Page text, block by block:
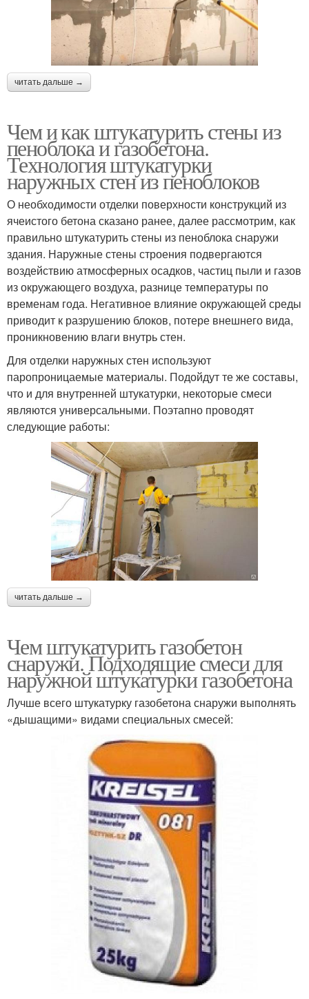
читать дальше →
Чем и как штукатурить стены из
пеноблока и газобетона.
Технология штукатурки
наружных стен из пеноблоков
О необходимости отделки поверхности конструкций из
ячеистого бетона сказано ранее, далее рассмотрим, как
правильно штукатурить стены из пеноблока снаружи
здания. Наружные стены строения подвергаются
воздействию атмосферных осадков, частиц пыли и газов
из окружающего воздуха, разнице температуры по
временам года. Негативное влияние окружающей среды
приводит к разрушению блоков, потере внешнего вида,
проникновению влаги внутрь стен.
Для отделки наружных стен используют
паропроницаемые материалы. Подойдут те же составы,
что и для внутренней штукатурки, некоторые смеси
являются универсальными. Поэтапно проводят
следующие работы:
читать дальше →
Чем штукатурить газобетон
снаружи. Подходящие смеси для
наружной штукатурки газобетона
Лучше всего штукатурку газобетона снаружи выполнять
«дышащими» видами специальных смесей: